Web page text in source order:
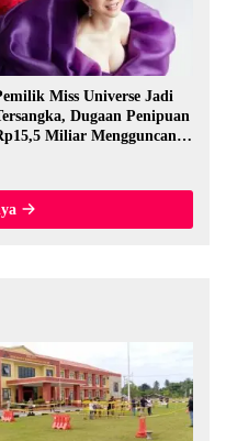
Miss Universe Jadi
Dugaan Penipuan
Miliar Mengguncang